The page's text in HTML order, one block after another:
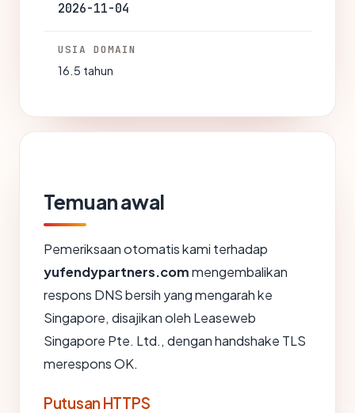
2026-11-04
USIA DOMAIN
16.5 tahun
Temuan awal
Pemeriksaan otomatis kami terhadap
yufendypartners.commengembalikan
respons DNS bersih yang mengarah ke
Singapore, disajikan oleh Leaseweb
Singapore Pte. Ltd., dengan handshake TLS
merespons OK.
Putusan HTTPS